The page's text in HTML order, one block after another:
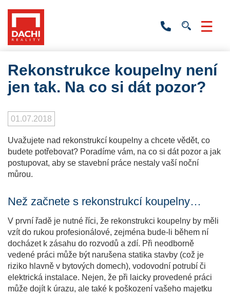
+420
Rekonstrukce koupelny není
jen tak. Na co si dát pozor?
01.07.2018
Uvažujete nad rekonstrukcí koupelny a chcete vědět, co
budete potřebovat? Poradíme vám, na co si dát pozor a jak
postupovat, aby se stavební práce nestaly vaší noční
můrou.
Než začnete s rekonstrukcí koupelny…
V první řadě je nutné říci, že rekonstrukci koupelny by měli
vzít do rukou profesionálové, zejména bude-li během ní
docházet k zásahu do rozvodů a zdí. Při neodborně
vedené práci může být narušena statika stavby (což je
riziko hlavně v bytových domech), vodovodní potrubí či
elektrická instalace. Nejen, že při laicky provedené práci
může dojít k úrazu, ale také k poškození vašeho majetku